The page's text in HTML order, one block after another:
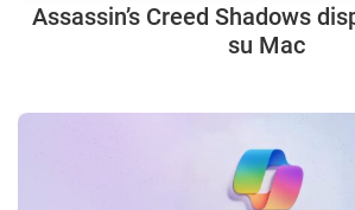
Assassin’s Creed Shadows
su Mac